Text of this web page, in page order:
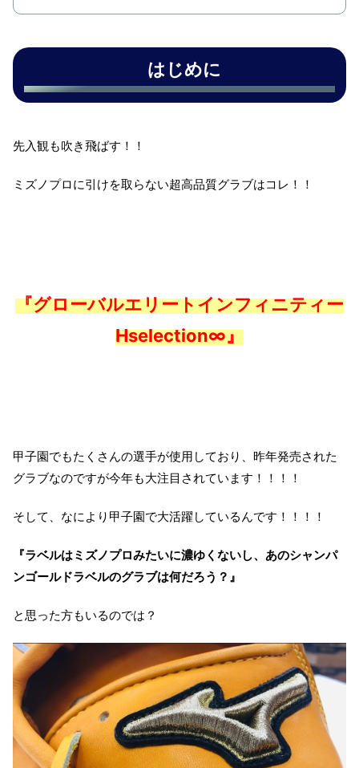
はじめに
先入観も吹き飛ばす！！
ミズノプロに引けを取らない超高品質グラブはコレ！！
『グローバルエリートインフィニティー
Hselection∞』
甲子園でもたくさんの選手が使用しており、昨年発売された
グラブなのですが今年も大注目されています！！！！
そして、なにより甲子園で大活躍しているんです！！！！
『ラベルはミズノプロみたいに濃ゆくないし、あのシャンパ
ンゴールドラベルのグラブは何だろう？』
と思った方もいるのでは？